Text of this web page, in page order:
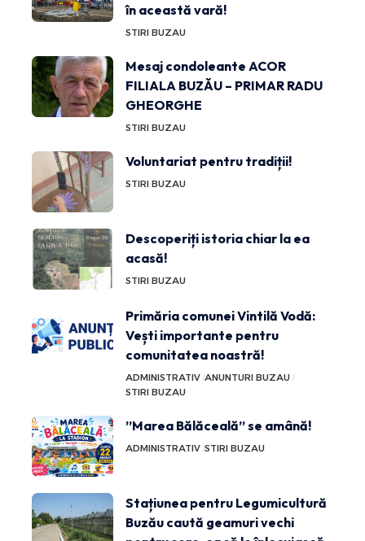
în această vară!
STIRI BUZAU
Mesaj condoleante ACOR
FILIALA BUZĂU – PRIMAR RADU
GHEORGHE
STIRI BUZAU
Voluntariat pentru tradiții!
STIRI BUZAU
Descoperiți istoria chiar la ea
acasă!
STIRI BUZAU
Primăria comunei Vintilă Vodă:
Vești importante pentru
comunitatea noastră!
ADMINISTRATIV ANUNTURI BUZAU
STIRI BUZAU
”Marea Bălăceală” se amână!
ADMINISTRATIV STIRI BUZAU
Stațiunea pentru Legumicultură
Buzău caută geamuri vechi